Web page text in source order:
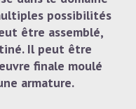
possibilités
être assemblé,
Il peut être
finale moulé
armature.